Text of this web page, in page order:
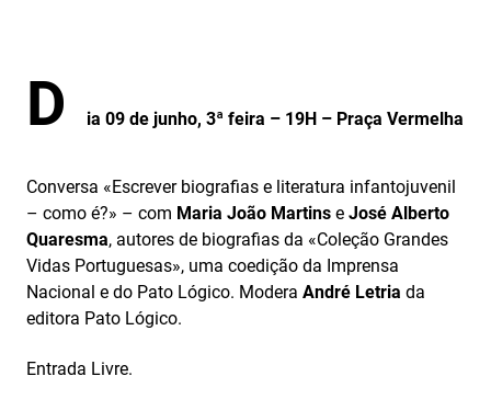
D ia 09 de junho, 3ª feira – 19H – Praça Vermelha
Conversa «Escrever biografias e literatura infantojuvenil
– como é?» – com Maria João Martins e José Alberto
Quaresma, autores de biografias da «Coleção Grandes
Vidas Portuguesas», uma coedição da Imprensa
Nacional e do Pato Lógico. Modera André Letria da
editora Pato Lógico.
Entrada Livre.